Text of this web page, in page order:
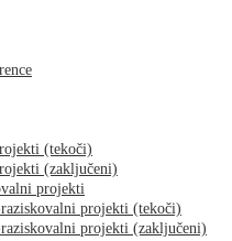
(tekoči)
(zaključeni)
projekti
projekti (tekoči)
projekti (zaključeni)